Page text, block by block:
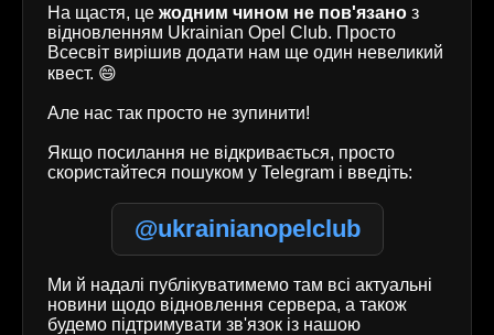
На щастя, це жодним чином не пов'язано з
відновленням Ukrainian Opel Club. Просто
Всесвіт вирішив додати нам ще один невеликий
квест. 😄
Але нас так просто не зупинити!
Якщо посилання не відкривається, просто
скористайтеся пошуком у Telegram і введіть:
@ukrainianopelclub
Ми й надалі публікуватимемо там всі актуальні
новини щодо відновлення сервера, а також
будемо підтримувати зв'язок із нашою